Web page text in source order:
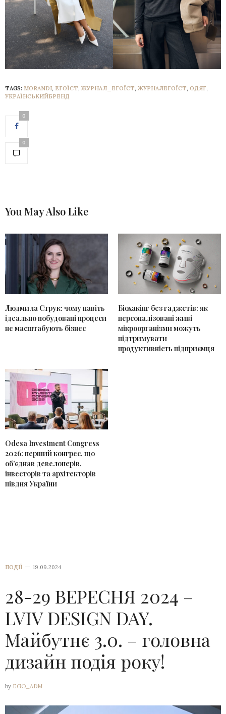
TAGS: MORANDI, ЕГОЇСТ, ЖУРНАЛ_ЕГОЇСТ, ЖУРНАЛЕГОЇСТ, ОДЯГ,
УКРАЇНСЬКИЙБРЕНД
0
0
You May Also Like
Людмила Струк: чому навіть
ідеально побудовані процеси
не масштабують бізнес
Біохакінг без гаджетів: як
персоналізовані живі
мікроорганізми можуть
підтримувати
продуктивність підприємця
Odesa Investment Congress
2026: перший конгрес, що
об’єднав девелоперів,
інвесторів та архітекторів
півдня України
ПОДІЇ 19.09.2024
28-29 ВЕРЕСНЯ 2024 –
LVIV DESIGN DAY.
Майбутнє 3.0. – головна
дизайн подія року!
by EGO_ADM